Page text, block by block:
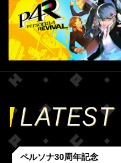
ペルソナ30周年記念